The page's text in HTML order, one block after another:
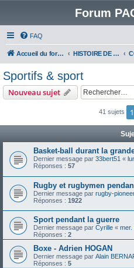
Forum
FAQ
Accueil du forum HISTOIRE DE LA GRANDE GUERRE
Sportifs & sport
Nouveau sujet
41 sujets 1
Basket-ball durant la
Dernier message par 33bert51 «
Réponses : 57
Rugby et rugbymen
Dernier message par rugby-
Réponses : 1922
Sport pendant la guerre
Dernier message par Cyrille « mer.
Réponses : 2
Boxe - Adrien HOGAN
Dernier message par Alain
Réponses : 5